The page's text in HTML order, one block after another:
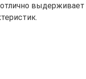
выдерживает